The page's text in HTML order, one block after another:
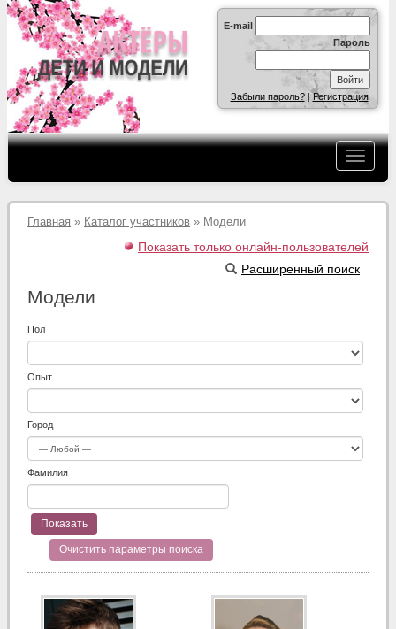
E-mail
Пароль
Забыли пароль?|Регистрация
Главная » Каталог участников » Модели
Показать только онлайн-пользователей
Расширенный поиск
Модели
Пол
Опыт
Город
Фамилия
Очистить параметры поиска